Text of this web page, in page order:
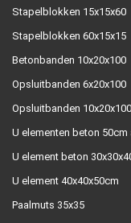
Stapelblokken 15x15x60
Stapelblokken 60x15x15
Betonbanden 10x20x100
Opsluitbanden 6x20x100
Opsluitbanden 10x20x100
U elementen beton 50cm
U element beton
U element 40x40x50cm
Paalmuts 35x35